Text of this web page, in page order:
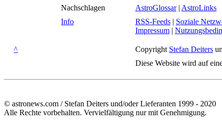
Nachschlagen
AstroGlossar| AstroLinks
Info
RSS-Feeds | Soziale
Impressum |
^ Copyright Stefan Deiters
Diese Website wird auf
© astronews.com / Stefan Deiters und/oder Lieferanten 1999 - 2020
Alle Rechte vorbehalten. Vervielfältigung nur mit Genehmigung.